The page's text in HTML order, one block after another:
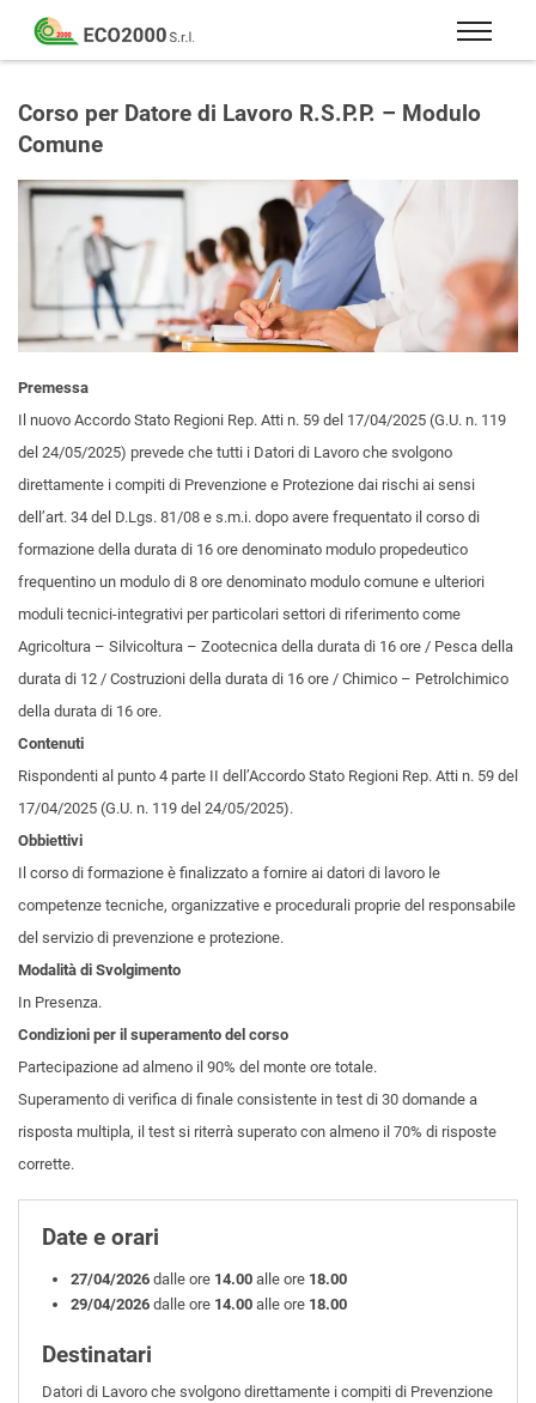
Eco
2000
Formazione
consulenza
per
la
sicurezza
sul
lavoro
–
D.Lgs
Corso per Datore di Lavoro R.S.P.P. – Modulo
Comune
Premessa
Il nuovo Accordo Stato Regioni Rep. Atti n. 59 del 17/04/2025 (G.U. n. 119
del 24/05/2025) prevede che tutti i Datori di Lavoro che svolgono
direttamente i compiti di Prevenzione e Protezione dai rischi ai sensi
dell’art. 34 del D.Lgs. 81/08 e s.m.i. dopo avere frequentato il corso di
formazione della durata di 16 ore denominato modulo propedeutico
frequentino un modulo di 8 ore denominato modulo comune e ulteriori
moduli tecnici-integrativi per particolari settori di riferimento come
Agricoltura – Silvicoltura – Zootecnica della durata di 16 ore / Pesca della
durata di 12 / Costruzioni della durata di 16 ore / Chimico – Petrolchimico
della durata di 16 ore.
Contenuti
Rispondenti al punto 4 parte II dell’Accordo Stato Regioni Rep. Atti n. 59 del
17/04/2025 (G.U. n. 119 del 24/05/2025).
Obbiettivi
Il corso di formazione è finalizzato a fornire ai datori di lavoro le
competenze tecniche, organizzative e procedurali proprie del responsabile
del servizio di prevenzione e protezione.
Modalità di Svolgimento
In Presenza.
Condizioni per il superamento del corso
Partecipazione ad almeno il 90% del monte ore totale.
Superamento di verifica di finale consistente in test di 30 domande a
risposta multipla, il test si riterrà superato con almeno il 70% di risposte
corrette.
Date e orari
27/04/2026 dalle ore 14.00 alle ore 18.00
29/04/2026dalle ore 14.00 alle ore 18.00
Destinatari
Datori di Lavoro che svolgono direttamente i compiti di Prevenzione